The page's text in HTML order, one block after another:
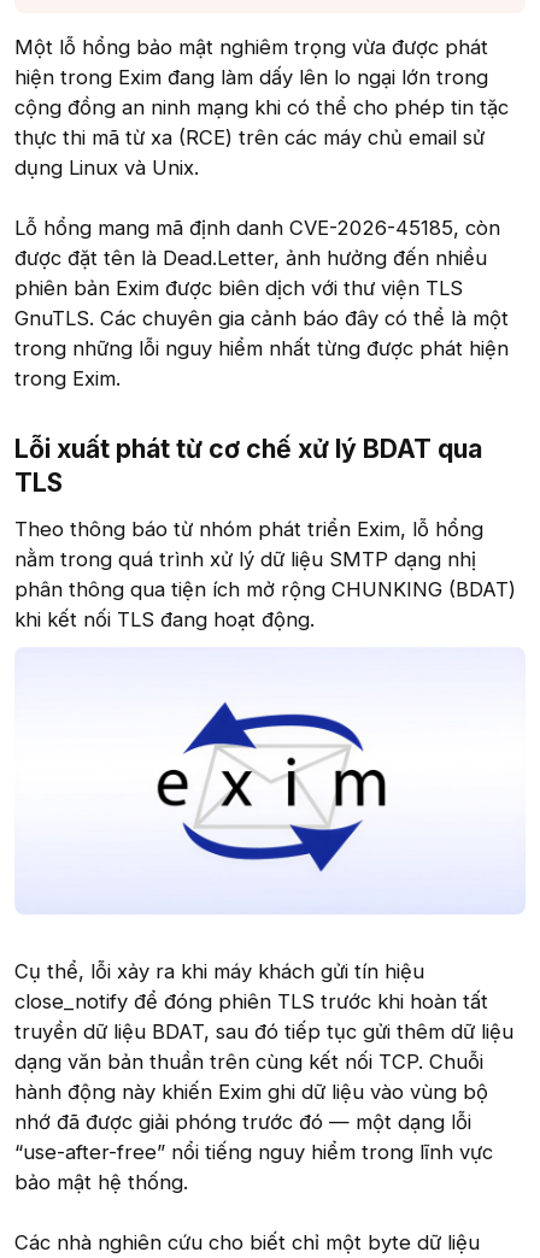
Một lỗ hổng bảo mật nghiêm trọng vừa được phát
hiện trong Exim đang làm dấy lên lo ngại lớn trong
cộng đồng an ninh mạng khi có thể cho phép tin tặc
thực thi mã từ xa (RCE) trên các máy chủ email sử
dụng Linux và Unix.
Lỗ hổng mang mã định danh CVE-2026-45185, còn
được đặt tên là Dead.Letter, ảnh hưởng đến nhiều
phiên bản Exim được biên dịch với thư viện TLS
GnuTLS. Các chuyên gia cảnh báo đây có thể là một
trong những lỗi nguy hiểm nhất từng được phát hiện
trong Exim.
Lỗi xuất phát từ cơ chế xử lý BDAT qua
TLS​
Theo thông báo từ nhóm phát triển Exim, lỗ hổng
nằm trong quá trình xử lý dữ liệu SMTP dạng nhị
phân thông qua tiện ích mở rộng CHUNKING (BDAT)
khi kết nối TLS đang hoạt động.
Cụ thể, lỗi xảy ra khi máy khách gửi tín hiệu
close_notify để đóng phiên TLS trước khi hoàn tất
truyền dữ liệu BDAT, sau đó tiếp tục gửi thêm dữ liệu
dạng văn bản thuần trên cùng kết nối TCP. Chuỗi
hành động này khiến Exim ghi dữ liệu vào vùng bộ
nhớ đã được giải phóng trước đó — một dạng lỗi
“use-after-free” nổi tiếng nguy hiểm trong lĩnh vực
bảo mật hệ thống.
Các nhà nghiên cứu cho biết chỉ một byte dữ liệu